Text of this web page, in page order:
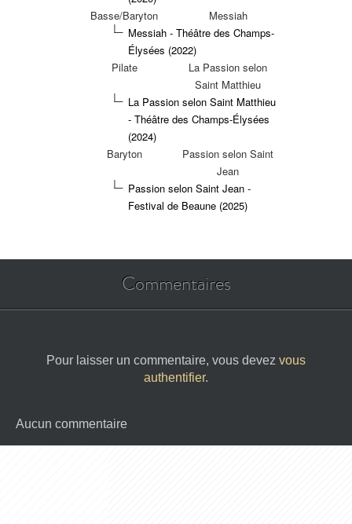
Basse/Baryton
Messiah
Messiah - Théâtre des Champs-
Élysées (2022)
Pilate
La Passion selon
Saint Matthieu
La Passion selon Saint Matthieu
- Théâtre des Champs-Élysées
(2024)
Baryton
Passion selon Saint
Jean
Passion selon Saint Jean -
Festival de Beaune (2025)
Commentaires
Pour laisser un commentaire, vous devez vous
authentifier.
Aucun commentaire